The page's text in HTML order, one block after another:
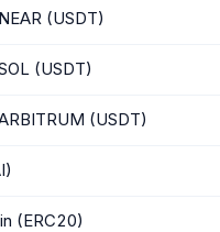
(USDT)
(USDT)
(USDT)
(ERC20)